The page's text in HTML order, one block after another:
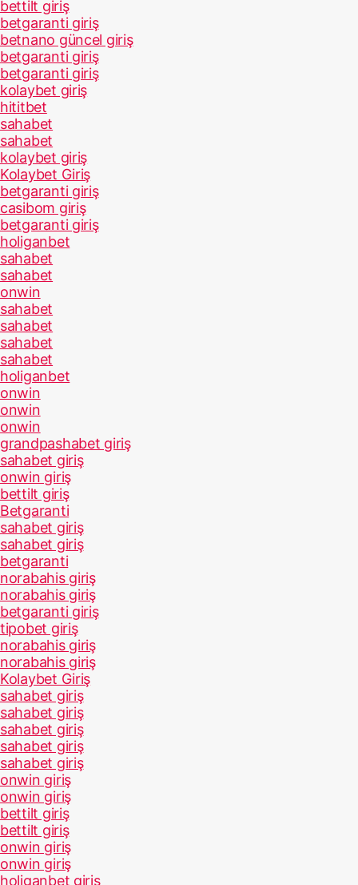
bettilt giriş
betgaranti giriş
betnano güncel giriş
betgaranti giriş
betgaranti giriş
kolaybet giriş
hititbet
sahabet
sahabet
kolaybet giriş
Kolaybet Giriş
betgaranti giriş
casibom giriş
betgaranti giriş
holiganbet
sahabet
sahabet
onwin
sahabet
sahabet
sahabet
sahabet
holiganbet
onwin
onwin
onwin
grandpashabet giriş
sahabet giriş
onwin giriş
bettilt giriş
Betgaranti
sahabet giriş
sahabet giriş
betgaranti
norabahis giriş
norabahis giriş
betgaranti giriş
tipobet giriş
norabahis giriş
norabahis giriş
Kolaybet Giriş
sahabet giriş
sahabet giriş
sahabet giriş
sahabet giriş
sahabet giriş
onwin giriş
onwin giriş
bettilt giriş
bettilt giriş
onwin giriş
onwin giriş
holiganbet giriş